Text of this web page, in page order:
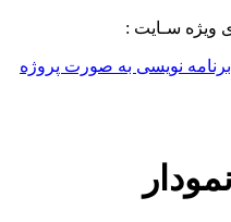
ویژه سـایت :
نویسی به صورت پروژه
نمودار